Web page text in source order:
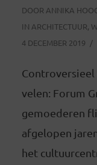
DOOR ANNIKA
IN ARCHITECTUUR,
4 DECEMBER 2019
Controversieel
velen: Forum
gemoederen
afgelopen
het